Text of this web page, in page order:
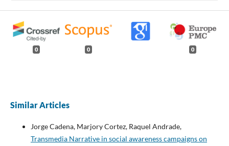
0 0 0
Similar Articles
Jorge Cadena, Marjory Cortez, Raquel Andrade,
Transmedia Narrative in social awareness campaigns on